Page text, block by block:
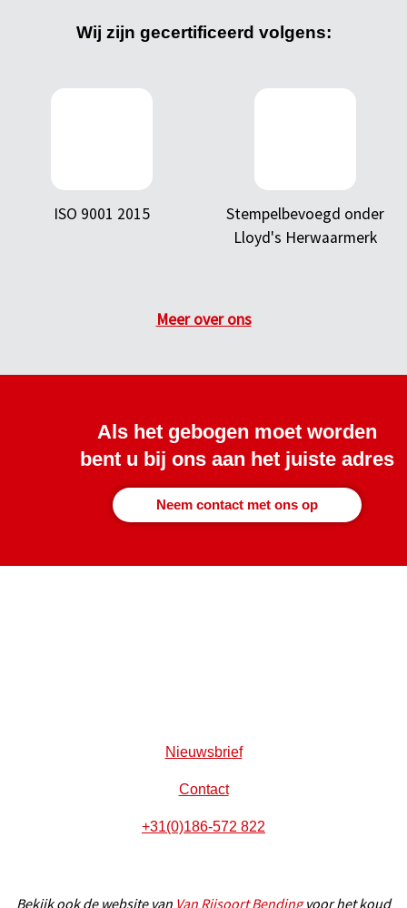
Wij zijn gecertificeerd volgens:
ISO 9001 2015
Stempelbevoegd onder
Lloyd's Herwaarmerk
Meer over ons
Als het gebogen moet worden
bent u bij ons aan het juiste adres
Neem contact met ons op
Nieuwsbrief
Contact
+31(0)186-572 822
Bekijk ook de website van Van Rijsoort Bendingvoor het koud